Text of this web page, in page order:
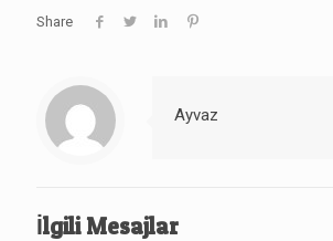
Share
Ayvaz
İlgili Mesajlar